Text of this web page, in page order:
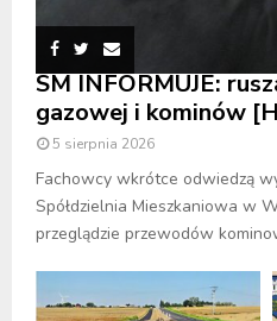
SM INFORMUJE:
gazowej i kominów
5 sierpnia 2026
Fachowcy wkrótce odwiedzą
Spółdzielnia Mieszkaniowa w
przeglądzie przewodów